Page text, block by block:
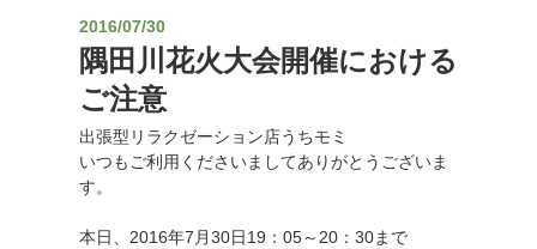
2016/07/30
隅田川花火大会開催における
ご注意
出張型リラクゼーション店うちモミ
いつもご利用くださいましてありがとうございま
す。
本日、2016年7月30日19：05～20：30まで